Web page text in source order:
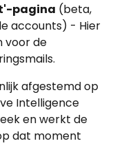
pagina (beta,
accounts) - Hier
voor de
afgestemd op
Intelligence
en werkt de
dat moment